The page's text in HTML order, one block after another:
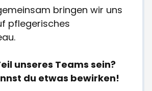
bringen wir uns
pflegerisches
unseres Teams sein?
du etwas bewirken!